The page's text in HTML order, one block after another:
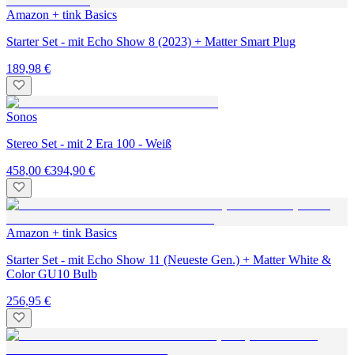
Amazon + tink Basics
Starter Set - mit Echo Show 8 (2023) + Matter Smart Plug
189,98 €
Sonos
Stereo Set - mit 2 Era 100 - Weiß
458,00 €394,90 €
Amazon + tink Basics
Starter Set - mit Echo Show 11 (Neueste Gen.) + Matter White &
Color GU10 Bulb
256,95 €